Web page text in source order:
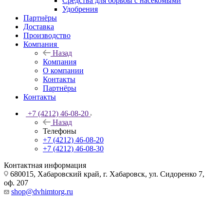
Удобрения
Партнёры
Доставка
Производство
Компания
Назад
Компания
О компании
Контакты
Партнёры
Контакты
+7 (4212) 46-08-20
Назад
Телефоны
+7 (4212) 46-08-20
+7 (4212) 46-08-30
Контактная информация
680015, Хабаровский край, г. Хабаровск, ул. Сидоренко 7,
оф. 207
shop@dvhimtorg.ru